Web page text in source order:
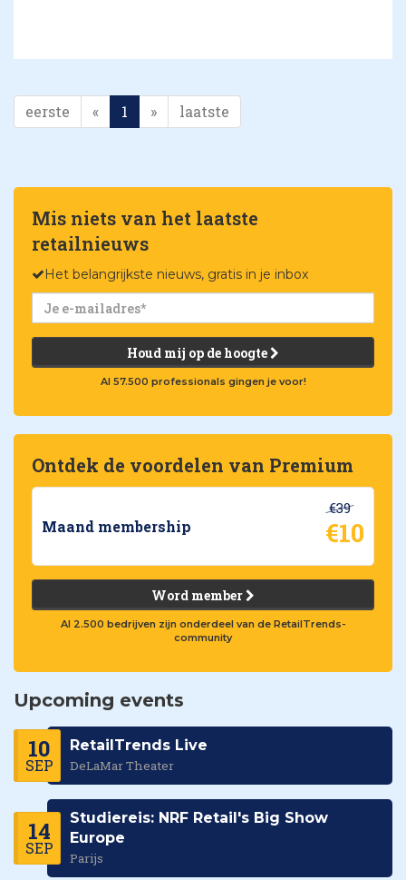
eerste « 1 » laatste
Mis niets van het laatste
retailnieuws
Het belangrijkste nieuws, gratis in je inbox
Houd mij op de hoogte
Al 57.500 professionals gingen je voor!
Ontdek de voordelen van Premium
Maand membership
€39
€10
Word member
Al 2.500 bedrijven zijn onderdeel van de RetailTrends-
community
Upcoming events
10
SEP
RetailTrends Live
DeLaMar Theater
14
SEP
Studiereis: NRF Retail's Big Show
Europe
Parijs